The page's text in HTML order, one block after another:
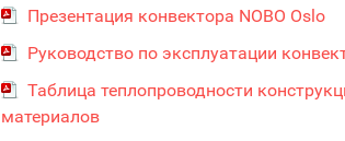
Презентация конвектора NOBO Oslo
Руководство по эксплуатации
Таблица теплопроводности
материалов